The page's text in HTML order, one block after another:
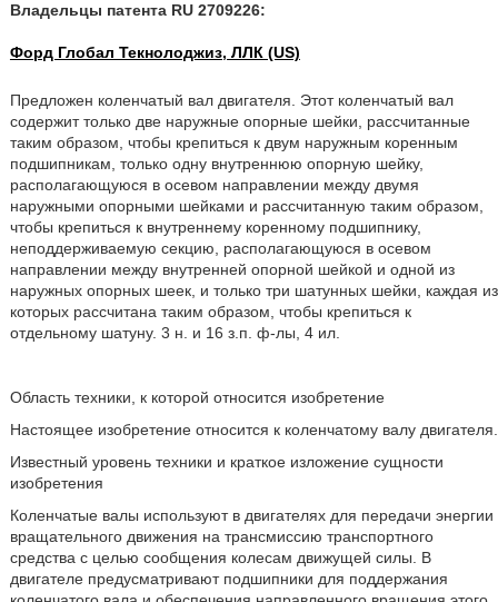
Владельцы патента RU 2709226:
Форд Глобал Текнолоджиз, ЛЛК (US)
Предложен коленчатый вал двигателя. Этот коленчатый вал
содержит только две наружные опорные шейки, рассчитанные
таким образом, чтобы крепиться к двум наружным коренным
подшипникам, только одну внутреннюю опорную шейку,
располагающуюся в осевом направлении между двумя
наружными опорными шейками и рассчитанную таким образом,
чтобы крепиться к внутреннему коренному подшипнику,
неподдерживаемую секцию, располагающуюся в осевом
направлении между внутренней опорной шейкой и одной из
наружных опорных шеек, и только три шатунных шейки, каждая из
которых рассчитана таким образом, чтобы крепиться к
отдельному шатуну. 3 н. и 16 з.п. ф-лы, 4 ил.
Область техники, к которой относится изобретение
Настоящее изобретение относится к коленчатому валу двигателя.
Известный уровень техники и краткое изложение сущности
изобретения
Коленчатые валы используют в двигателях для передачи энергии
вращательного движения на трансмиссию транспортного
средства с целью сообщения колесам движущей силы. В
двигателе предусматривают подшипники для поддержания